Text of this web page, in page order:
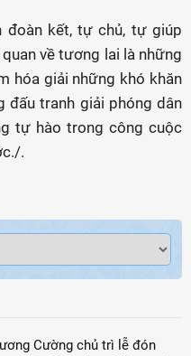
đoàn kết, tự chủ, tự giúp
về tương lai là những
hóa giải những khó khăn
đấu tranh giải phóng dân
tự hào trong công cuộc
.
Cường chủ trì lễ đón